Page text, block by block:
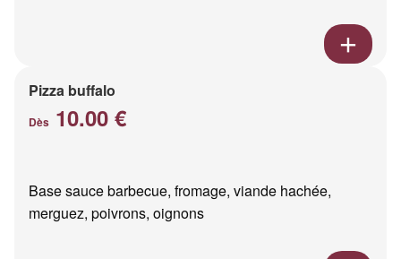
Pizza buffalo
Dès 10.00 €
Base sauce barbecue, fromage, viande hachée,
merguez, poivrons, oignons